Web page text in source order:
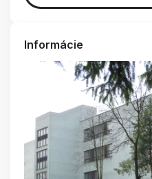
Informácie